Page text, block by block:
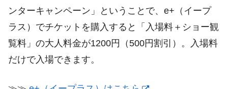
ンターキャンペーン」ということで、e+（イープ
ラス）でチケットを購入すると「入場料＋ショー観
覧料」の大人料金が1200円（500円割引）。入場料
だけで入場できます。